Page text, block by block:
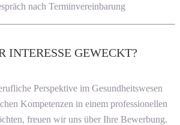
nach Terminvereinbarung
INTERESSE GEWECKT?
Perspektive im Gesundheitswesen
Kompetenzen in einem professionellen
freuen wir uns über Ihre Bewerbung.